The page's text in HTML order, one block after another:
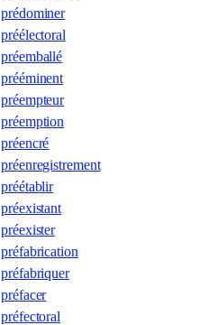
prédominer
préélectoral
préemballé
prééminent
préempteur
préemption
préencré
préenregistrement
préétablir
préexistant
préexister
préfabrication
préfabriquer
préfacer
préfectoral